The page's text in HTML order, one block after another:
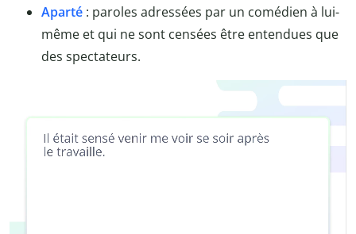
Aparté : paroles adressées par un comédien à lui-
même et qui ne sont censées être entendues que
des spectateurs.